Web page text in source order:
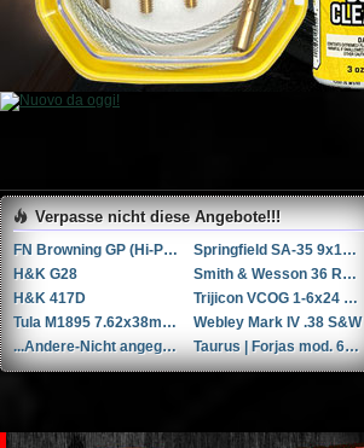
Verpasse nicht diese Angebote!!!
FN Browning GP (Hi-Power / GP35)
Springfield SA-35 9x19mm Parabellum/Luger/NATO
H&K G28
Smith & Wesson 36 RB .38 Spl.
H&K 417D
Trijicon VCOG 1-6x24 LED-Zielfernrohr mit Absehen für .223 Remington / 77 gr.
Tula M1895 7.62x38mmR / 7.62x38mm Nagant
Webley Mark IV .38 S&W
...Andere-Nicht angegeben W+F Raketenpistole 1917/1934 kal. 34mm ...Andere/Nicht angegeben
Taurus | Forjas mod. 66 6'' .357 Magnum / 9x31mmR /.353 Casull